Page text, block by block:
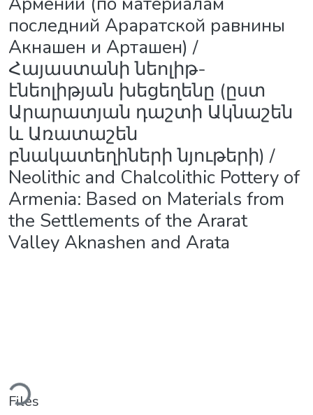
последний Араратской равнины
Акнашен и Арташен) /
Հայաստանի նեոլիթ-
էնեոլիթյան խեցեղենը (ըստ
Արարատյան դաշտի Ակնաշեն
և Առատաշեն
բնակատեղիների նյութերի) /
Neolithic and Chalcolithic Pottery of
Armenia: Based on Materials from
the Settlements of the Ararat
Valley Aknashen and Arata
Files